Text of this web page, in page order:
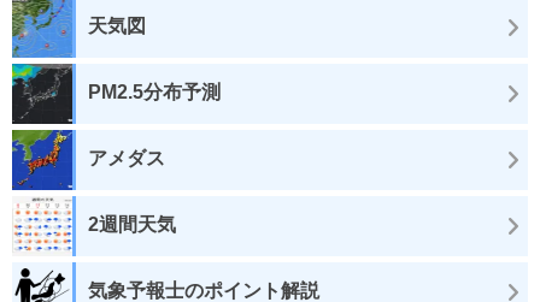
天気図
PM2.5分布予測
アメダス
2週間天気
気象予報士のポイント解説